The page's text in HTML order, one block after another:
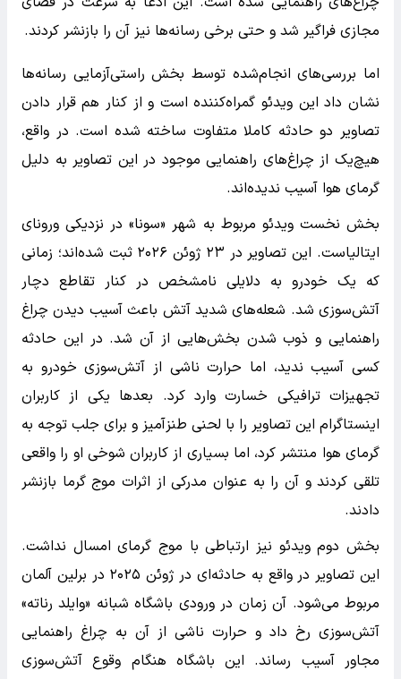
مجازی فراگیر شد و حتی برخی رسانه‌ها نیز آن را بازنشر کردند.
اما بررسی‌های انجام‌شده توسط بخش راستی‌آزمایی رسانه‌ها
نشان داد این ویدئو گمراه‌کننده است و از کنار هم قرار دادن
تصاویر دو حادثه کاملا متفاوت ساخته شده است. در واقع،
هیچ‌یک از چراغ‌های راهنمایی موجود در این تصاویر به دلیل
گرمای هوا آسیب ندیده‌اند.
بخش نخست ویدئو مربوط به شهر «سونا» در نزدیکی ورونای
ایتالیاست. این تصاویر در ۲۳ ژوئن ۲۰۲۶ ثبت شده‌اند؛ زمانی
که یک خودرو به دلایلی نامشخص در کنار تقاطع دچار
آتش‌سوزی شد. شعله‌های شدید آتش باعث آسیب دیدن چراغ
راهنمایی و ذوب شدن بخش‌هایی از آن شد. در این حادثه
کسی آسیب ندید، اما حرارت ناشی از آتش‌سوزی خودرو به
تجهیزات ترافیکی خسارت وارد کرد. بعدها یکی از کاربران
اینستاگرام این تصاویر را با لحنی طنزآمیز و برای جلب توجه به
گرمای هوا منتشر کرد، اما بسیاری از کاربران شوخی او را واقعی
تلقی کردند و آن را به عنوان مدرکی از اثرات موج گرما بازنشر
دادند.
بخش دوم ویدئو نیز ارتباطی با موج گرمای امسال نداشت.
این تصاویر در واقع به حادثه‌ای در ژوئن ۲۰۲۵ در برلین آلمان
مربوط می‌شود. آن زمان در ورودی باشگاه شبانه «وایلد رناته»
آتش‌سوزی رخ داد و حرارت ناشی از آن به چراغ راهنمایی
مجاور آسیب رساند. این باشگاه هنگام وقوع آتش‌سوزی